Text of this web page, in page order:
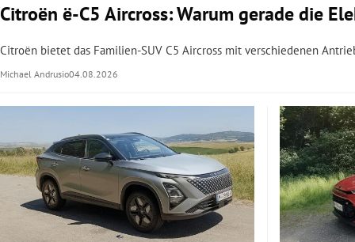
Citroën ë-C5 Aircross: Warum gerade die
Citroën bietet das Familien-SUV C5 Aircross mit verschiedenen
Michael Andrusio04.08.2026